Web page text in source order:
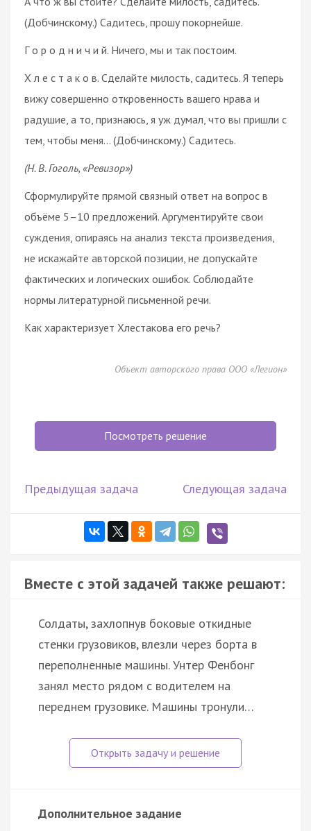
(Добчинскому.) Садитесь, прошу покорнейше.
Г о р о д н и ч и й. Ничего, мы и так постоим.
Х л е с т а к о в. Сделайте милость, садитесь. Я теперь
вижу совершенно откровенность вашего нрава и
радушие, а то, признаюсь, я уж думал, что вы пришли с
тем, чтобы меня… (Добчинскому.) Садитесь.
(Н. В. Гоголь, «Ревизор»)
Сформулируйте прямой связный ответ на вопрос в
объёме 5–10 предложений. Аргументируйте свои
суждения, опираясь на анализ текста произведения,
не искажайте авторской позиции, не допускайте
фактических и логических ошибок. Соблюдайте
нормы литературной письменной речи.
Как характеризует Хлестакова его речь?
Объект авторского права ООО «Легион»
Посмотреть решение
Предыдущая задача Следующая задача
Вместе с этой задачей также решают:
Солдаты, захлопнув боковые откидные
стенки грузовиков, влезли через борта в
переполненные машины. Унтер Фенбонг
занял место рядом с водителем на
переднем грузовике. Машины тронули…
Дополнительное задание